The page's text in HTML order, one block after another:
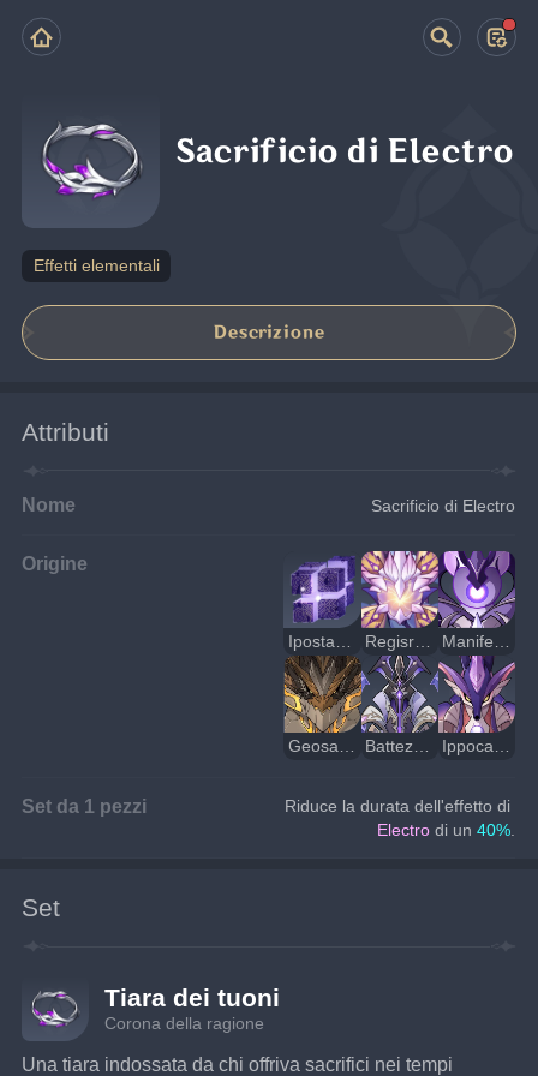
Sacrificio di Electro
Effetti elementali
Descrizione
Attributi
Nome Sacrificio di Electro
Origine
Geosauro primordiale Battezzante maligno Ippocampo Perlamillenario
Set da 1 pezzi
Riduce la durata dell'effetto di
Electro di un 40%
Set
Tiara dei tuoni
Corona della ragione
Una tiara indossata da chi offriva sacrifici nei tempi